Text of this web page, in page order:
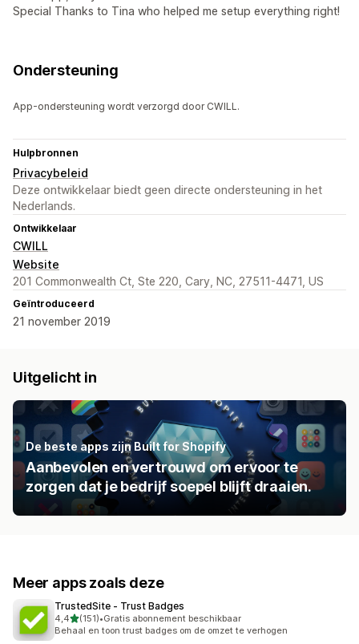
Special Thanks to Tina who helped me setup everything right!
Ondersteuning
App-ondersteuning wordt verzorgd door CWILL.
Hulpbronnen
Privacybeleid
Deze ontwikkelaar biedt geen directe ondersteuning in het
Nederlands.
Ontwikkelaar
CWILL
Website
201 Commonwealth Ct, Ste 220, Cary, NC, 27511-4471, US
Geïntroduceerd
21 november 2019
Uitgelicht in
De beste apps zijn Built for Shopify
Aanbevolen en vertrouwd om ervoor te
zorgen dat je bedrijf soepel blijft draaien.
Meer apps zoals deze
TrustedSite ‑ Trust Badges
4,4van 5 sterren
(151)
151 recensies in totaal
•Gratis abonnement beschikbaar
Behaal en toon trust badges om de omzet te verhogen